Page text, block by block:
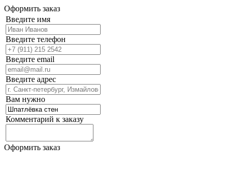
Оформить заказ
Введите имя
Введите телефон
Введите email
Введите адрес
Вам нужно
Комментарий к заказу
Оформить заказ